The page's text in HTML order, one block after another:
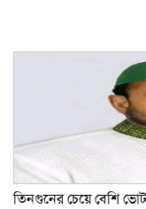
তিনগুনের চেয়ে বেশি